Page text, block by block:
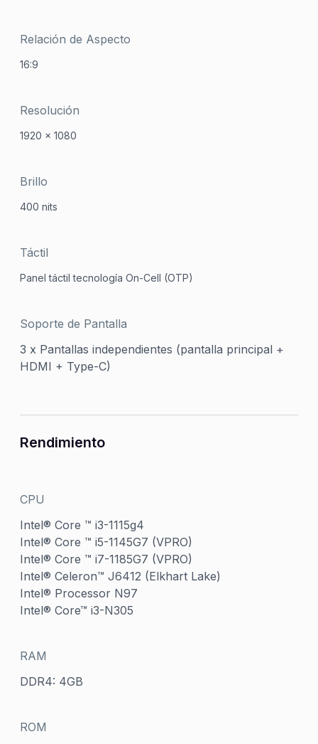
Relación de Aspecto
16:9
Resolución
1920 x 1080
Brillo
400 nits
Táctil
Panel táctil tecnología On-Cell (OTP)
Soporte de Pantalla
3 x Pantallas independientes (pantalla principal +
HDMI + Type-C)
Rendimiento
CPU
Intel® Core ™ i3-1115g4
Intel® Core ™ i5-1145G7 (VPRO)
Intel® Core ™ i7-1185G7 (VPRO)
Intel® Celeron™ J6412 (Elkhart Lake)
Intel® Processor N97
Intel® Core™ i3-N305
RAM
DDR4: 4GB
ROM